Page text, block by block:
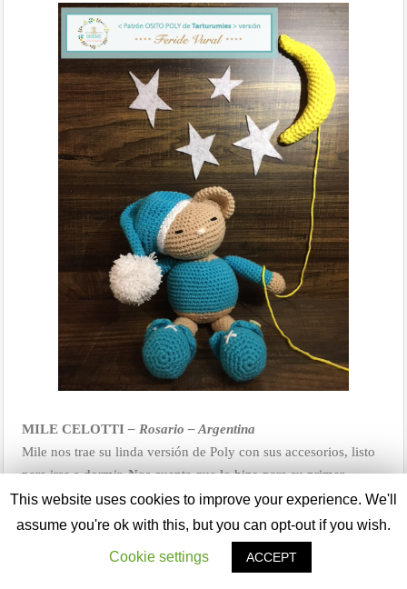
MILE CELOTTI– Rosario – Argentina
Mile nos trae su linda versión de Poly con sus accesorios, listo
para irse a dormir. Nos cuenta que lo hizo para su primer
sobrino, Felipe que está por nacer!!! ♥.Enhorabuena Mile, por
tu precioso Poly y por la llegada de tu sobrino!
This website uses cookies to improve your experience. We'll
assume you're ok with this, but you can opt-out if you wish.
Cookie settings ACCEPT